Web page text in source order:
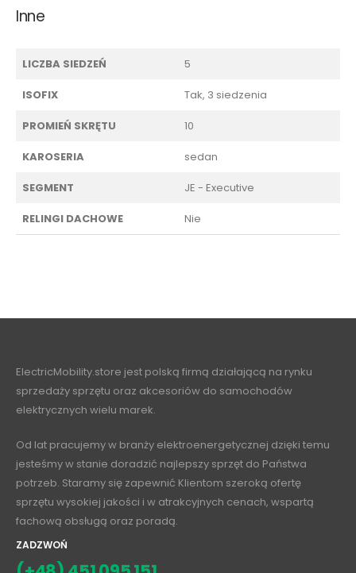
Inne
LICZBA SIEDZEŃ 5
ISOFIX Tak, 3 siedzenia
PROMIEŃ SKRĘTU 10
KAROSERIA sedan
SEGMENT JE - Executive
RELINGI DACHOWE Nie
ElectricMobility.store jest polską firmą działającą na rynku
sprzedaży sprzętu oraz akcesoriów do samochodów
elektrycznych wielu marek.
Od lat pracujemy w branży elektroenergetycznej dzięki temu
jesteśmy w stanie doradzić najlepszy sprzęt do Państwa
potrzeb. Staramy się zapewnić Klientom szeroką ofertę
sprzętu wysokiej jakości i w atrakcyjnych cenach, wspartą
fachową obsługą oraz poradą.
ZADZWOŃ